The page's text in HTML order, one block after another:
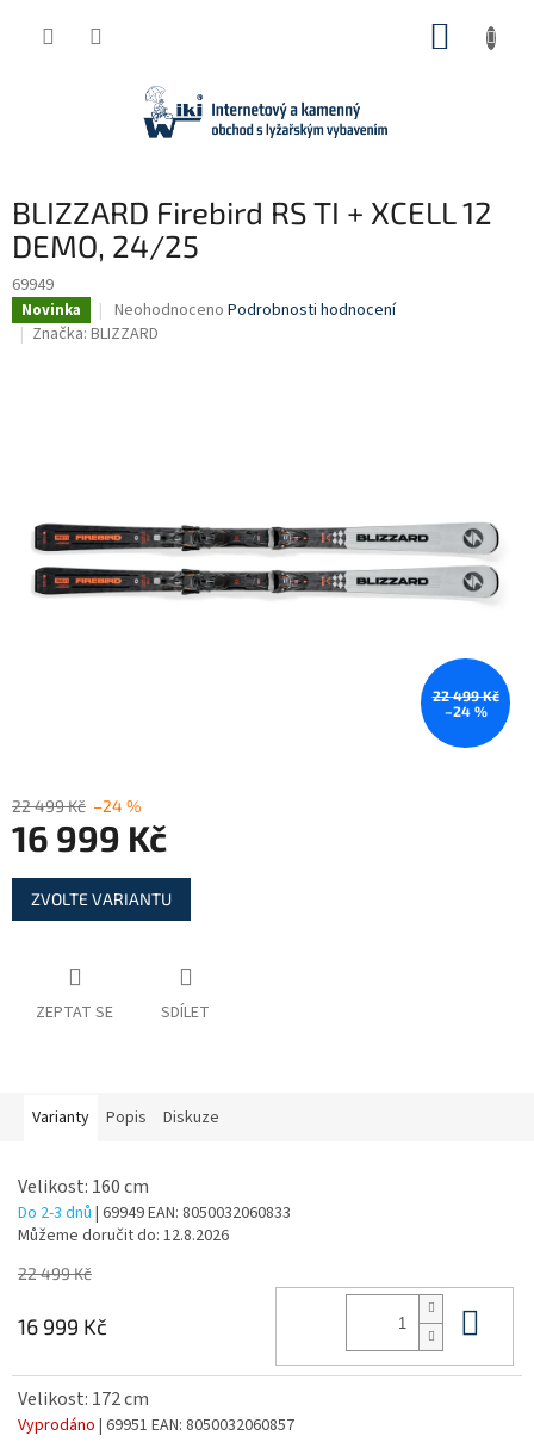
BLIZZARD Firebird RS TI + XCELL 12
DEMO, 24/25
69949
Novinka
Průměrné
hodnocení
Neohodnoceno Podrobnosti hodnocení
Značka: BLIZZARD
22 499 Kč
–24 %
22 499 Kč –24 %
16 999 Kč
Měrná
cena:
ZVOLTE VARIANTU
ZEPTAT SE SDÍLET
Varianty Popis Diskuze
Velikost: 160 cm
Do 2-3 dnů | 69949EAN: 8050032060833
Můžeme doručit do: 12.8.2026
22 499 Kč
16 999 Kč
Velikost: 172 cm
Vyprodáno | 69951 EAN: 8050032060857